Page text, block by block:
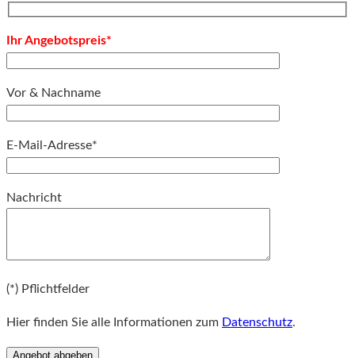
Ihr Angebotspreis*
Vor & Nachname
E-Mail-Adresse*
Nachricht
(*) Pflichtfelder
Hier finden Sie alle Informationen zum Datenschutz.